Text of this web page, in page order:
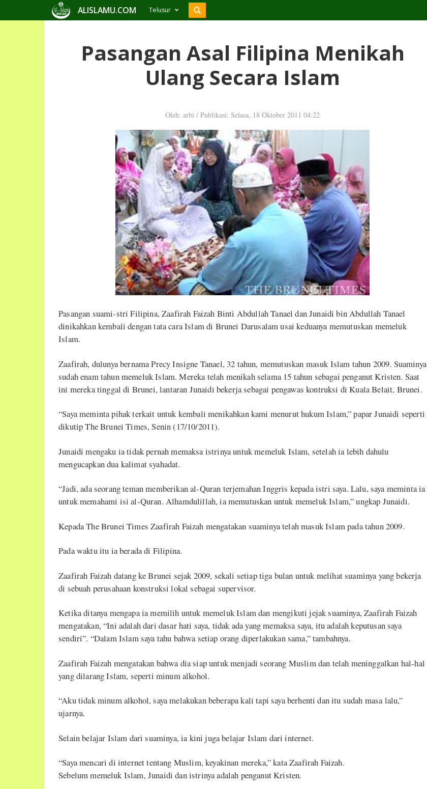
ALISLAMU.COM Telusur
Pasangan Asal Filipina Menikah
Ulang Secara Islam
Oleh: arbi / Publikasi: Selasa, 18 Oktober 2011 04:22
Pasangan suami-stri Filipina, Zaafirah Faizah Binti Abdullah Tanael dan Junaidi bin Abdullah Tanael
dinikahkan kembali dengan tata cara Islam di Brunei Darusalam usai keduanya memutuskan memeluk
Islam.
Zaafirah, dulunya bernama Precy Insigne Tanael, 32 tahun, memutuskan masuk Islam tahun 2009. Suaminya
sudah enam tahun memeluk Islam. Mereka telah menikah selama 15 tahun sebagai penganut Kristen. Saat
ini mereka tinggal di Brunei, lantaran Junaidi bekerja sebagai pengawas kontruksi di Kuala Belait, Brunei.
“Saya meminta pihak terkait untuk kembali menikahkan kami menurut hukum Islam,” papar Junaidi seperti
dikutip The Brunei Times, Senin (17/10/2011).
Junaidi mengaku ia tidak pernah memaksa istrinya untuk memeluk Islam, setelah ia lebih dahulu
mengucapkan dua kalimat syahadat.
“Jadi, ada seorang teman memberikan al-Quran terjemahan Inggris kepada istri saya. Lalu, saya meminta ia
untuk memahami isi al-Quran. Alhamdulillah, ia memutuskan untuk memeluk Islam,” ungkap Junaidi.
Kepada The Brunei Times Zaafirah Faizah mengatakan suaminya telah masuk Islam pada tahun 2009.
Pada waktu itu ia berada di Filipina.
Zaafirah Faizah datang ke Brunei sejak 2009, sekali setiap tiga bulan untuk melihat suaminya yang bekerja
di sebuah perusahaan konstruksi lokal sebagai supervisor.
Ketika ditanya mengapa ia memilih untuk memeluk Islam dan mengikuti jejak suaminya, Zaafirah Faizah
mengatakan, “Ini adalah dari dasar hati saya, tidak ada yang memaksa saya, itu adalah keputusan saya
sendiri”. “Dalam Islam saya tahu bahwa setiap orang diperlakukan sama,” tambahnya.
Zaafirah Faizah mengatakan bahwa dia siap untuk menjadi seorang Muslim dan telah meninggalkan hal-hal
yang dilarang Islam, seperti minum alkohol.
“Aku tidak minum alkohol, saya melakukan beberapa kali tapi saya berhenti dan itu sudah masa lalu,”
ujarnya.
Selain belajar Islam dari suaminya, ia kini juga belajar Islam dari internet.
“Saya mencari di internet tentang Muslim, keyakinan mereka,” kata Zaafirah Faizah.
Sebelum memeluk Islam, Junaidi dan istrinya adalah penganut Kristen.